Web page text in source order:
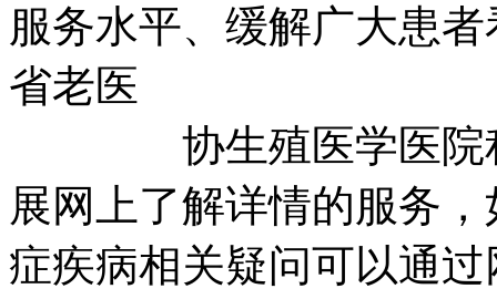
服务水平、缓解广大患
省老医
协生殖医学医院积
展网上了解详情的服务
症疾病相关疑问可以通